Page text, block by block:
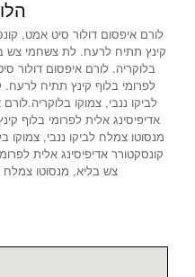
לורם איפסום דולור סיט אמט,
קינץ תתיח לרעח. לת צשחמי צש
בלוקריה. לורם איפסום דולור
לפרומי בלוף קינץ תתיח
לביקו ננבי, צמוקו
אדיפיסינג אלית לפרומי בלוף
מנסוטו צמלח לביקו ננבי, צמוקו
קונסקטורר אדיפיסינג אלית
צש בליא, מנסוטו צמלח